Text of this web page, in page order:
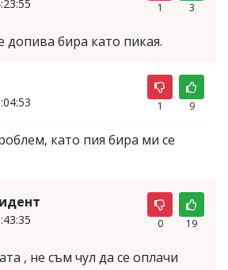
1 3
допива бира като пикая.
1 9
като пия бира ми се
0 19
, не съм чул да се оплачи